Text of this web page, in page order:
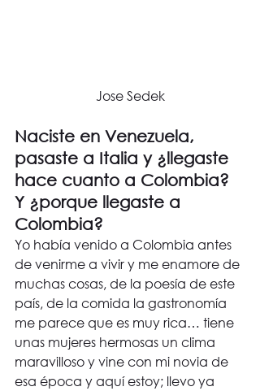
Jose Sedek
Naciste en Venezuela,
pasaste a Italia y ¿llegaste
hace cuanto a Colombia?
Y ¿porque llegaste a
Colombia?
Yo había venido a Colombia antes
de venirme a vivir y me enamore de
muchas cosas, de la poesía de este
país, de la comida la gastronomía
me parece que es muy rica… tiene
unas mujeres hermosas un clima
maravilloso y vine con mi novia de
esa época y aquí estoy; llevo ya